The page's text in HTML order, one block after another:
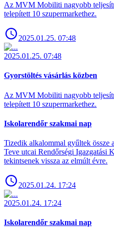
Az MVM Mobiliti nagyobb
telepített 10 szupermarkethez.
2025.01.25. 07:48
2025.01.25. 07:48
Gyorstöltés vásárlás közben
Az MVM Mobiliti nagyobb
telepített 10 szupermarkethez.
Iskolarendőr szakmai nap
Tizedik alkalommal gyűltek össze
Teve utcai Rendőrségi Igazgatási
tekintsenek vissza az elmúlt évre.
2025.01.24. 17:24
2025.01.24. 17:24
Iskolarendőr szakmai nap